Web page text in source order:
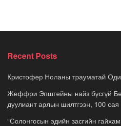
Recent Posts
Кристофер Ноланы трауматай
Жеффри Эпштейны найз бүсгүй
дуулиант арлын шилтгээн, 100
“Солонгосын эдийн засгийн